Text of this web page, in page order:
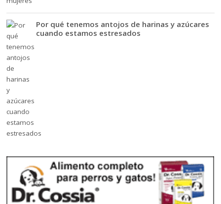
Por qué tenemos antojos de harinas y azúcares
cuando estamos estresados